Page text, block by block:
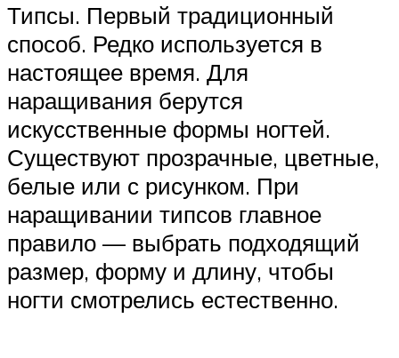
Типсы. Первый традиционный
способ. Редко используется в
настоящее время. Для
наращивания берутся
искусственные формы ногтей.
Существуют прозрачные, цветные,
белые или с рисунком. При
наращивании типсов главное
правило — выбрать подходящий
размер, форму и длину, чтобы
ногти смотрелись естественно.